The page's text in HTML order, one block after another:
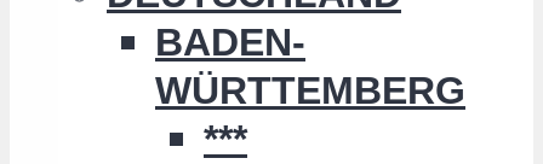
BADEN-
WÜRTTEMBERG
***